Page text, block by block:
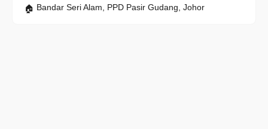
Bandar Seri Alam, PPD Pasir Gudang, Johor